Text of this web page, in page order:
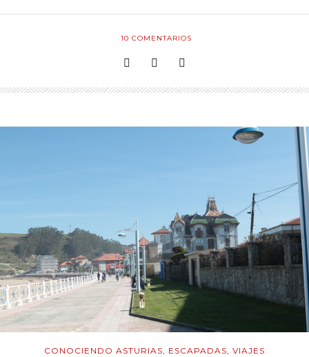
10 COMENTARIOS
CONOCIENDO ASTURIAS, ESCAPADAS, VIAJES